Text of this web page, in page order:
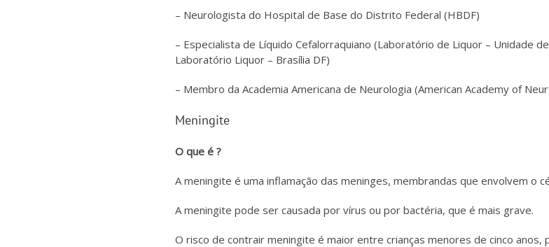
– Neurologista do Hospital de Base do Distrito Federal (HBDF)
– Especialista de Líquido Cefalorraquiano (Laboratório de Liquor – Unidade
Laboratório Liquor – Brasília DF)
– Membro da Academia Americana de Neurologia (American Academy of
Meningite
O que é ?
A meningite é uma inflamação das meninges, membrandas que envolvem o
A meningite pode ser causada por vírus ou por bactéria, que é mais grave.
O risco de contrair meningite é maior entre crianças menores de cinco